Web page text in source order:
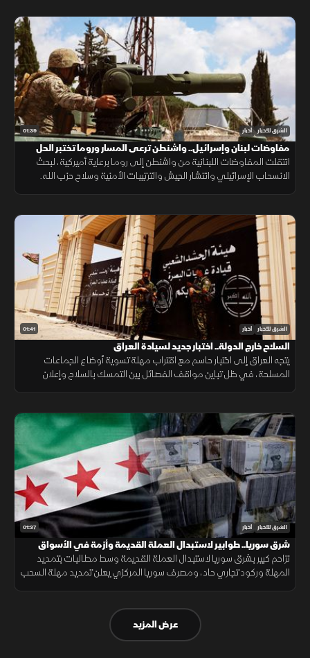
01:39 الشرق للأخبار أخبار
مفاوضات لبنان وإسرائيل.. واشنطن ترعى المسار وروما تختبر الحل
انتقلت المفاوضات اللبنانية من واشنطن إلى روما برعاية أميركية، لبحث
الانسحاب الإسرائيلي وانتشار الجيش والترتيبات الأمنية وسلاح حزب الله.
01:41 الشرق للأخبار أخبار
السلاح خارج الدولة.. اختبار جديد لسيادة العراق
يتجه العراق إلى اختبار حاسم مع اقتراب مهلة تسوية أوضاع الجماعات
المسلحة، في ظل تباين مواقف الفصائل بين التمسك بالسلاح وإعلان
01:37 الشرق للأخبار أخبار
شرق سوريا.. طوابير لاستبدال العملة القديمة وأزمة في الأسواق
تزاحم كبير بشرق سوريا لاستبدال العملة القديمة وسط مطالبات بتمديد
المهلة وركود تجاري حاد، ومصرف سوريا المركزي يعلن تمديد مهلة السحب
عرض المزيد